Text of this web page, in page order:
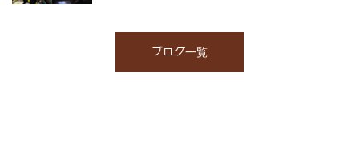
ブログ一覧